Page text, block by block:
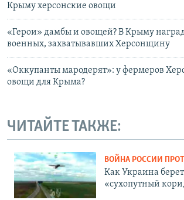
Крыму херсонские овощи
«Герои» дамбы и овощей? В Крыму
военных, захватывавших Херсонщину
«Оккупанты мародерят»: у фермеров
овощи для Крыма?
ЧИТАЙТЕ ТАКЖЕ:
ВОЙНА РОССИИ
Как Украина
«сухопутный